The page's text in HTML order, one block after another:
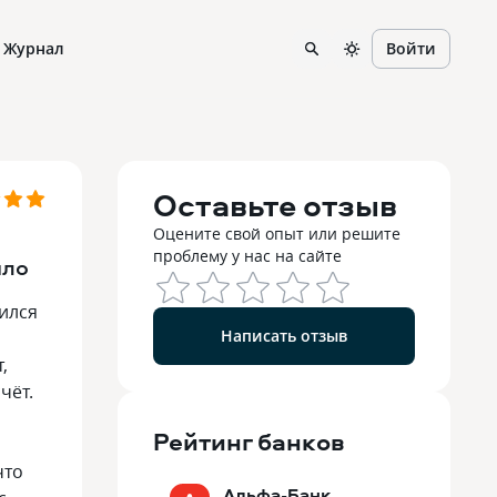
Журнал Войти
Оставьте отзыв
Оцените свой опыт или решите
проблему у нас на сайте
Написать отзыв
Рейтингбанков